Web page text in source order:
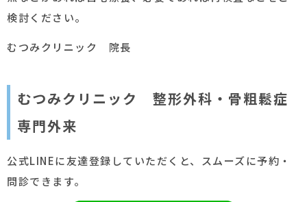
検討ください。
むつみクリニック 院長
むつみクリニック 整形外科・骨粗鬆症
専門外来
公式LINEに友達登録していただくと、スムーズに予約・
問診できます。